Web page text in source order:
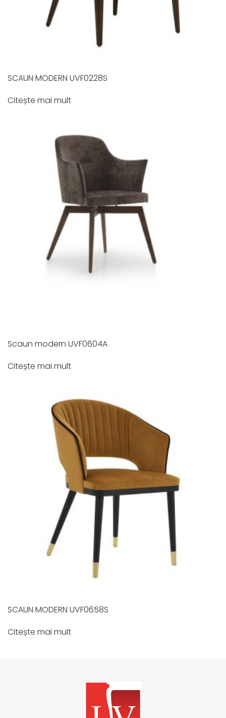
SCAUN MODERN UVF0228S
Citește mai mult
Scaun modern UVF0604A
Citește mai mult
SCAUN MODERN UVF0658S
Citește mai mult